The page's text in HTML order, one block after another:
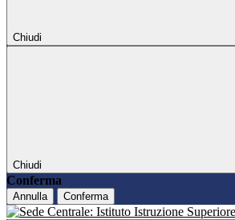
Chiudi
Chiudi
Conferma
Annulla Conferma